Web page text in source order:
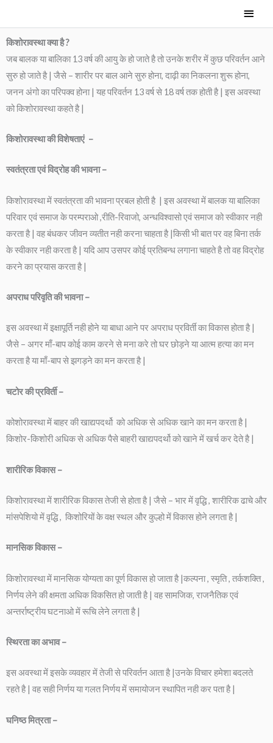
content
Main
Menu
किशोरावस्था क्या है ?
जब बालक या बालिका 13 वर्ष की आयु के हो जाते है तो उनके शरीर में कुछ परिवर्तन आने
सुरु हो जाते है | जैसे – शारीर पर बाल आने सुरु होना, दाढ़ी का निकलना शुरू होना,
जनन अंगो का परिपक्व होना | यह परिवर्तन 13 वर्ष से 18 वर्ष तक होती है | इस अवस्था
को किशोरावस्था कहते है |
किशोरावस्था की विशेषताएं –
स्वतंत्रता एवं विद्रोह की भावना –
किशोरावस्था में स्वतंत्रता की भावना प्रबल होती है | इस अवस्था में बालक या बालिका
परिवार एवं समाज के परम्पराओ ,रीति-रिवाजो, अन्धविश्वासो एवं समाज को स्वीकार नही
करता है | वह बंधकर जीवन व्यतीत नही करना चाहता है |किसी भी बात पर वह बिना तर्क
के स्वीकार नही करता है | यदि आप उसपर कोई प्रतिबन्ध लगाना चाहते है तो वह विद्रोह
करने का प्रयास करता है |
अपराध परिवृति की भावना –
इस अवस्था में इक्षापूर्ति नही होने या बाधा आने पर अपराध प्रविर्ती का विकास होता है |
जैसे – अगर माँ-बाप कोई काम करने से मना करे तो घर छोड़ने या आत्म हत्या का मन
करता है या माँ-बाप से झगड़ने का मन करता है |
चटोर की प्रविर्ती –
कोशोरावस्था में बाहर की खाद्यपदर्थो को अधिक से अधिक खाने का मन करता है |
किशोर-किशोरी अधिक से अधिक पैसे बाहरी खाद्यपदर्थो को खाने में खर्च कर देते है |
शारीरिक विकास –
किशोरावस्था में शारीरिक विकास तेजी से होता है | जैसे – भार में वृद्धि , शारीरिक ढाचे और
मांसपेशियो में वृद्धि , किशोरियों के वक्ष स्थल और कुल्हो में विकास होने लगता है |
मानसिक विकास –
किशोरावस्था में मानसिक योग्यता का पूर्ण विकास हो जाता है |कल्पना , स्मृति , तर्कशक्ति ,
निर्णय लेने की क्षमता अधिक विकसित हो जाती है | वह सामजिक, राजनैतिक एवं
अन्तर्राष्ट्रीय घटनाओ में रूचि लेने लगता है |
स्थिरता का अभाव –
इस अवस्था में इसके व्यवहार में तेजी से परिवर्तन आता है |उनके विचार हमेशा बदलते
रहते है | वह सही निर्णय या गलत निर्णय में समायोजन स्थापित नही कर पता है |
घनिष्ठ मित्रता –